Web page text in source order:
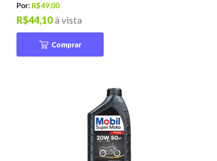
Por: R$49,00
à vista
R$44,10
Comprar